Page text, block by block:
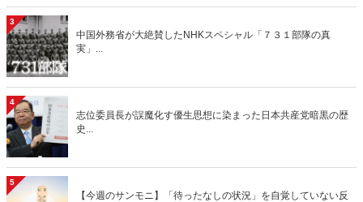
3
中国外務省が大絶賛したNHKスペシャル「７３１部隊の真
実」...
4
志位委員長が誤魔化す優生思想に染まった日本共産党暗黒の歴
史...
5
【今週のサンモニ】「待ったなしの状況」を自覚していない反